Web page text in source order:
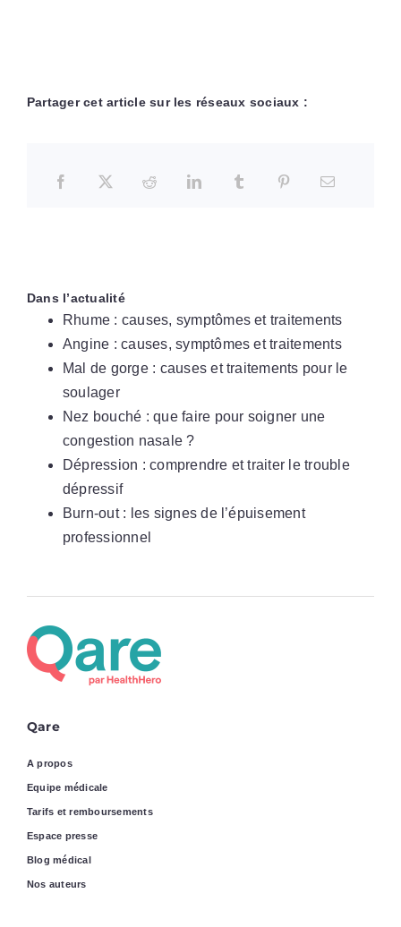
Partager cet article sur les réseaux sociaux :
Dans l’actualité
Rhume : causes, symptômes et traitements
Angine : causes, symptômes et traitements
Mal de gorge : causes et traitements pour le
soulager
Nez bouché : que faire pour soigner une
congestion nasale ?
Dépression : comprendre et traiter le trouble
dépressif
Burn-out : les signes de l’épuisement
professionnel
Qare
A propos
Equipe médicale
Tarifs et remboursements
Espace presse
Blog médical
Nos auteurs